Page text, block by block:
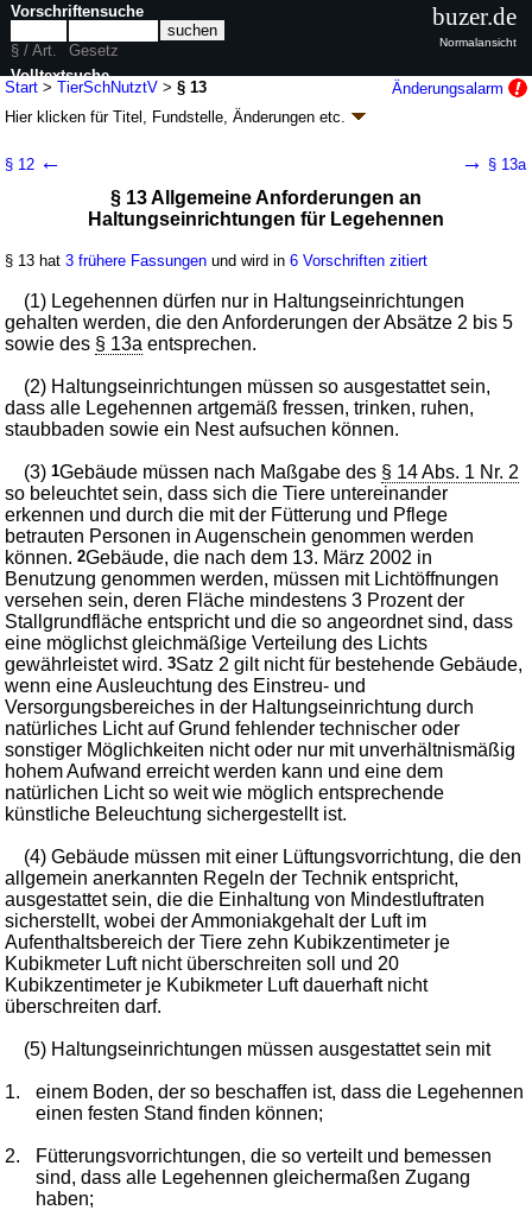
Start >TierSchNutztV >§ 13
Änderungsalarm
Hier klicken fürTitel, Fundstelle, Änderungen etc.
(TierSchNutztV)
neugefasst durch B. v. 22.08.2006BGBl. I S. 2043; zuletzt geändert durch
V. v. 29.01.2021BGBl. I S. 146
10 weitere Fassungen | wird in 25 Vorschriften zitiert
Abschnitt 3 Anforderungen an das Halten von
Legehennen
§ 12 ← → § 13a
§ 13 Allgemeine Anforderungen an
Haltungseinrichtungen für Legehennen
§ 13 hat3 frühere Fassungen und wird in6 Vorschriften zitiert
(1) Legehennen dürfen nur in Haltungseinrichtungen
gehalten werden, die den Anforderungen der Absätze 2 bis 5
sowie des § 13a entsprechen.
(2) Haltungseinrichtungen müssen so ausgestattet sein,
dass alle Legehennen artgemäß fressen, trinken, ruhen,
staubbaden sowie ein Nest aufsuchen können.
(3)1Gebäude müssen nach Maßgabe des § 14 Abs. 1 Nr. 2
so beleuchtet sein, dass sich die Tiere untereinander
erkennen und durch die mit der Fütterung und Pflege
betrauten Personen in Augenschein genommen werden
können.2Gebäude, die nach dem 13. März 2002 in
Benutzung genommen werden, müssen mit Lichtöffnungen
versehen sein, deren Fläche mindestens 3 Prozent der
Stallgrundfläche entspricht und die so angeordnet sind, dass
eine möglichst gleichmäßige Verteilung des Lichts
gewährleistet wird.3Satz 2 gilt nicht für bestehende Gebäude,
wenn eine Ausleuchtung des Einstreu- und
Versorgungsbereiches in der Haltungseinrichtung durch
natürliches Licht auf Grund fehlender technischer oder
sonstiger Möglichkeiten nicht oder nur mit unverhältnismäßig
hohem Aufwand erreicht werden kann und eine dem
natürlichen Licht so weit wie möglich entsprechende
künstliche Beleuchtung sichergestellt ist.
(4) Gebäude müssen mit einer Lüftungsvorrichtung, die den
allgemein anerkannten Regeln der Technik entspricht,
ausgestattet sein, die die Einhaltung von Mindestluftraten
sicherstellt, wobei der Ammoniakgehalt der Luft im
Aufenthaltsbereich der Tiere zehn Kubikzentimeter je
Kubikmeter Luft nicht überschreiten soll und 20
Kubikzentimeter je Kubikmeter Luft dauerhaft nicht
überschreiten darf.
(5) Haltungseinrichtungen müssen ausgestattet sein mit
1.
einem Boden, der so beschaffen ist, dass die Legehennen
einen festen Stand finden können;
2.
Fütterungsvorrichtungen, die so verteilt und bemessen
sind, dass alle Legehennen gleichermaßen Zugang
haben;
Vorschriftensuche
§ / Art.
Gesetz
Volltextsuche
nur in TierSchNutztV
buzer.de
Normalansicht